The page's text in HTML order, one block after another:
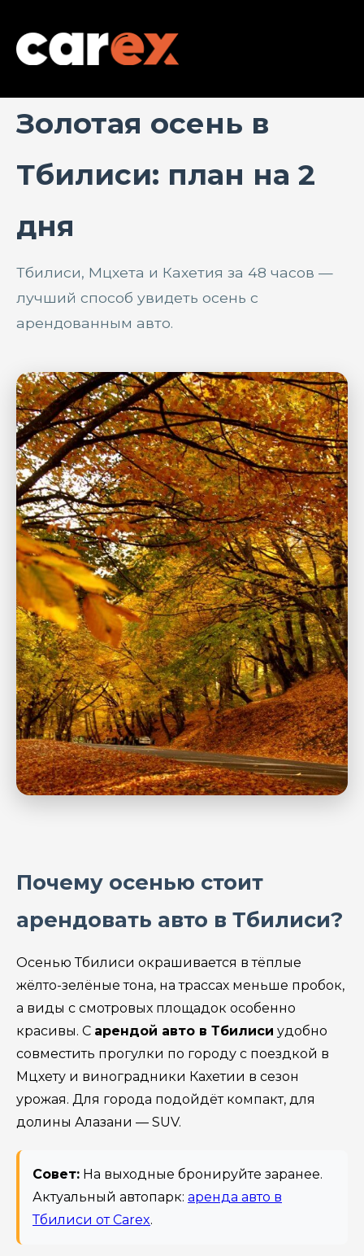
Золотая осень в
Тбилиси: план на 2
дня
Тбилиси, Мцхета и Кахетия за 48 часов —
лучший способ увидеть осень с
арендованным авто.
Почему осенью стоит
арендовать авто в Тбилиси?
Осенью Тбилиси окрашивается в тёплые
жёлто-зелёные тона, на трассах меньше пробок,
а виды с смотровых площадок особенно
красивы. С арендой авто в Тбилиси удобно
совместить прогулки по городу с поездкой в
Мцхету и виноградники Кахетии в сезон
урожая. Для города подойдёт компакт, для
долины Алазани — SUV.
Совет: На выходные бронируйте заранее.
Актуальный автопарк: аренда авто в
Тбилиси от Carex.